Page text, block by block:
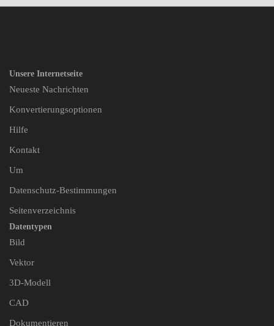
Unsere Internetseite
Neueste Nachrichten
Konvertierungsoptionen
Hilfe
Kontakt
Um
Datenschutz-Bestimmungen
Seitenverzeichnis
Datentypen
Bild
Vektor
3D-Modell
CAD
Dokumentieren